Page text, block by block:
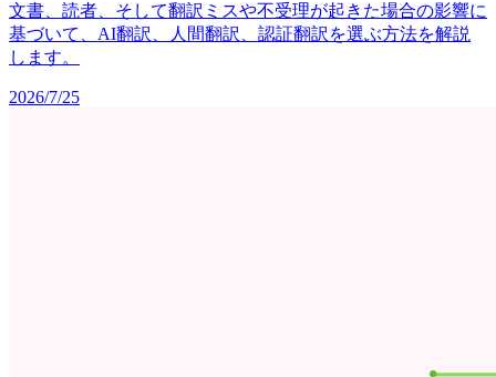
文書、読者、そして翻訳ミスや不受理が起きた場合の影響に
基づいて、AI翻訳、人間翻訳、認証翻訳を選ぶ方法を解説
します。
2026/7/25